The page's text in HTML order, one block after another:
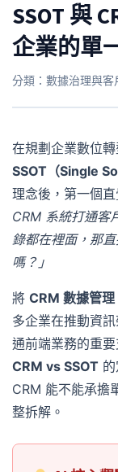
SSOT 與
企業的單
分類：數據治理與客
在規劃企業數位
SSOT（Single
理念後，第一個直
CRM 系統打通客
錄都在裡面，那
嗎？」
將 CRM 數據管理
多企業在推動資
通前端業務的重
CRM vs SSOT
CRM 能不能承擔
整拆解。